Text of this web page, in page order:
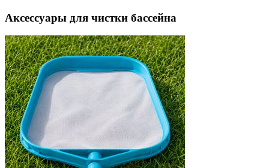
Аксессуары для чистки бассейна